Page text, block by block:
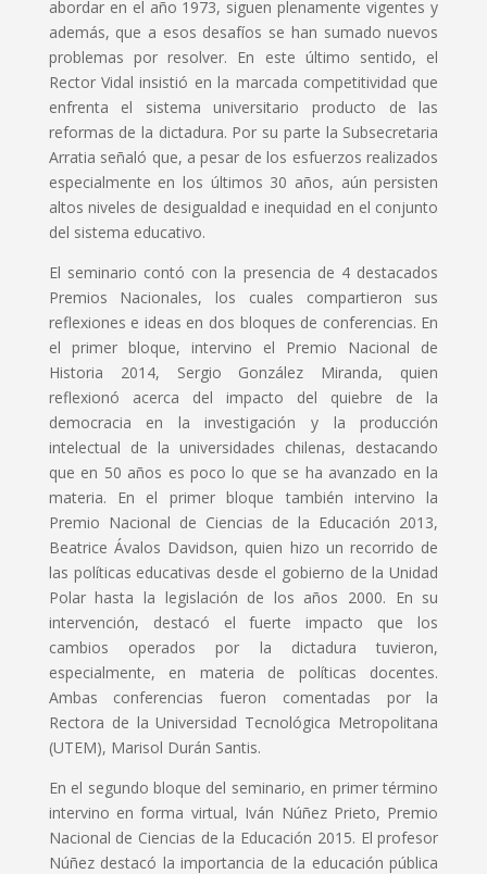
abordar en el año 1973, siguen plenamente vigentes y
además, que a esos desafíos se han sumado nuevos
problemas por resolver. En este último sentido, el
Rector Vidal insistió en la marcada competitividad que
enfrenta el sistema universitario producto de las
reformas de la dictadura. Por su parte la Subsecretaria
Arratia señaló que, a pesar de los esfuerzos realizados
especialmente en los últimos 30 años, aún persisten
altos niveles de desigualdad e inequidad en el conjunto
del sistema educativo.
El seminario contó con la presencia de 4 destacados
Premios Nacionales, los cuales compartieron sus
reflexiones e ideas en dos bloques de conferencias. En
el primer bloque, intervino el Premio Nacional de
Historia 2014, Sergio González Miranda, quien
reflexionó acerca del impacto del quiebre de la
democracia en la investigación y la producción
intelectual de la universidades chilenas, destacando
que en 50 años es poco lo que se ha avanzado en la
materia. En el primer bloque también intervino la
Premio Nacional de Ciencias de la Educación 2013,
Beatrice Ávalos Davidson, quien hizo un recorrido de
las políticas educativas desde el gobierno de la Unidad
Polar hasta la legislación de los años 2000. En su
intervención, destacó el fuerte impacto que los
cambios operados por la dictadura tuvieron,
especialmente, en materia de políticas docentes.
Ambas conferencias fueron comentadas por la
Rectora de la Universidad Tecnológica Metropolitana
(UTEM), Marisol Durán Santis.
En el segundo bloque del seminario, en primer término
intervino en forma virtual, Iván Núñez Prieto, Premio
Nacional de Ciencias de la Educación 2015. El profesor
Núñez destacó la importancia de la educación pública